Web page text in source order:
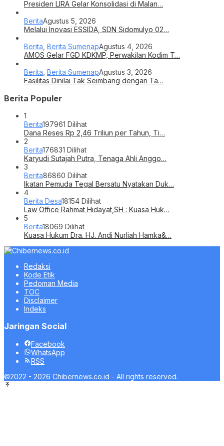
Presiden LIRA Gelar Konsolidasi di Malan…
BeritaAgustus 5, 2026
Melalui Inovasi ESSIDA, SDN Sidomulyo 02…
Berita Berita SumenapAgustus 4, 2026
AMOS Gelar FGD KDKMP, Perwakilan Kodim T…
Berita Berita SumenapAgustus 3, 2026
Fasilitas Dinilai Tak Seimbang dengan Ta…
Berita Populer
1
Berita197961 Dilihat
Dana Reses Rp 2,46 Triliun per Tahun, Ti…
2
Berita176831 Dilihat
Karyudi Sutajah Putra, Tenaga Ahli Anggo…
3
Berita86860 Dilihat
Ikatan Pemuda Tegal Bersatu Nyatakan Duk…
4
Berita Desa18154 Dilihat
Law Office Rahmat Hidayat,SH : Kuasa Huk…
5
Berita18069 Dilihat
Kuasa Hukum Dra. HJ. Andi Nurliah Hamka&…
Redaksi
Kode Etik
Pedoman Media
TOC
Disclaimer
Indeks
Jaringan Social
Facebook
WhatsApp
RSS
©2022 - 2026 Chibernews.co.id - All rights reserved.